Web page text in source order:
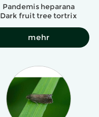
Pandemis heparana
Dark fruit tree tortrix
mehr